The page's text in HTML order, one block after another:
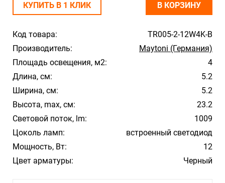
Код товара:
TR005-2-12W4K-B
Производитель:
Maytoni (Германия)
Площадь освещения, м2:
4
Длина, см:
5.2
Ширина, см:
5.2
Высота, max, см:
23.2
Световой поток, lm:
1009
Цоколь ламп:
встроенный светодиод
Мощность, Вт:
12
Цвет арматуры:
Черный
КУПИТЬ В 1 КЛИК В КОРЗИНУ